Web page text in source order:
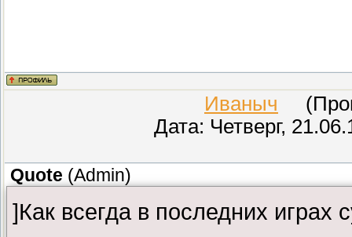
Иваныч
Дата: Четверг,
Quote (Admin)
]Как всегда в последних